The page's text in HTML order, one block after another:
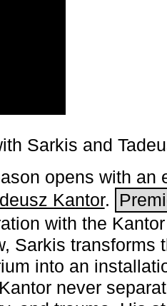
Sarkis and
opens with an
Kantor.
with the
Sarkis transforms
into an
never